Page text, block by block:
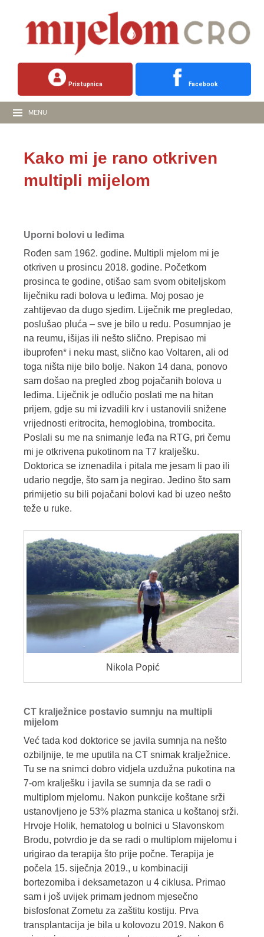
Pristupnica Facebook
MENU
Kako mi je rano otkriven
multipli mijelom
Uporni bolovi u leđima
Rođen sam 1962. godine. Multipli mjelom mi je
otkriven u prosincu 2018. godine. Početkom
prosinca te godine, otišao sam svom obiteljskom
liječniku radi bolova u leđima. Moj posao je
zahtijevao da dugo sjedim. Liječnik me pregledao,
poslušao pluća – sve je bilo u redu. Posumnjao je
na reumu, išijas ili nešto slično. Prepisao mi
ibuprofen* i neku mast, slično kao Voltaren, ali od
toga ništa nije bilo bolje. Nakon 14 dana, ponovo
sam došao na pregled zbog pojačanih bolova u
leđima. Liječnik je odlučio poslati me na hitan
prijem, gdje su mi izvadili krv i ustanovili snižene
vrijednosti eritrocita, hemoglobina, trombocita.
Poslali su me na snimanje leđa na RTG, pri čemu
mi je otkrivena pukotinom na T7 kralješku.
Doktorica se iznenadila i pitala me jesam li pao ili
udario negdje, što sam ja negirao. Jedino što sam
primijetio su bili pojačani bolovi kad bi uzeo nešto
teže u ruke.
Nikola Popić
CT kralježnice postavio sumnju na multipli
mijelom
Već tada kod doktorice se javila sumnja na nešto
ozbiljnije, te me uputila na CT snimak kralježnice.
Tu se na snimci dobro vidjela uzdužna pukotina na
7-om kralješku i javila se sumnja da se radi o
multiplom mjelomu. Nakon punkcije koštane srži
ustanovljeno je 53% plazma stanica u koštanoj srži.
Hrvoje Holik, hematolog u bolnici u Slavonskom
Brodu, potvrdio je da se radi o multiplom mijelomu i
urigirao da terapija što prije počne. Terapija je
počela 15. siječnja 2019., u kombinaciji
bortezomiba i deksametazon u 4 ciklusa. Primao
sam i još uvijek primam jednom mjesečno
bisfosfonat Zometu za zaštitu kostiju. Prva
transplantacija je bila u kolovozu 2019. Nakon 6